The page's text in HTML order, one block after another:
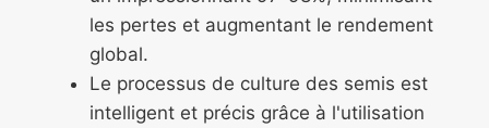
les pertes et augmentant le rendement
global.
Le processus de culture des semis est
intelligent et précis grâce à l'utilisation